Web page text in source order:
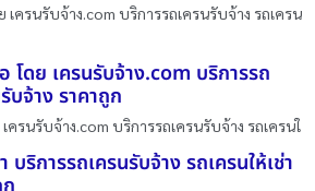
เครนรับจ้าง.com บริการรถเครนรับจ้าง รถเครน
โดย เครนรับจ้าง.com บริการรถ
บจ้าง ราคาถูก
ครนรับจ้าง.com บริการรถเครนรับจ้าง รถเครนใ
บริการรถเครนรับจ้าง รถเครนให้เช่า